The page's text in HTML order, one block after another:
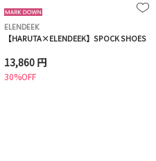
ELENDEEK
【HARUTA×ELENDEEK】SPOCK SHOES
13,860 円
30%OFF